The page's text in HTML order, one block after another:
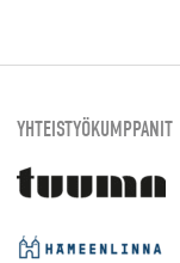
YHTEISTYÖKUMPPANIT